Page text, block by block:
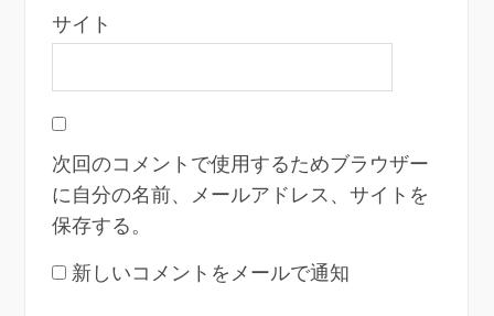
サイト
次回のコメントで使用するためブラウザー
に自分の名前、メールアドレス、サイトを
保存する。
新しいコメントをメールで通知